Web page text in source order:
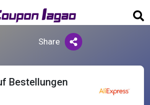
Share
Bestellungen